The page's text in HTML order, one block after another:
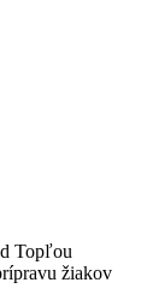
Topľou
žiakov